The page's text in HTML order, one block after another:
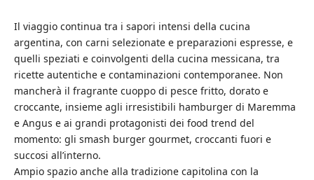
Il viaggio continua tra i sapori intensi della cucina
argentina, con carni selezionate e preparazioni espresse, e
quelli speziati e coinvolgenti della cucina messicana, tra
ricette autentiche e contaminazioni contemporanee. Non
mancherà il fragrante cuoppo di pesce fritto, dorato e
croccante, insieme agli irresistibili hamburger di Maremma
e Angus e ai grandi protagonisti dei food trend del
momento: gli smash burger gourmet, croccanti fuori e
succosi all’interno.
Ampio spazio anche alla tradizione capitolina con la